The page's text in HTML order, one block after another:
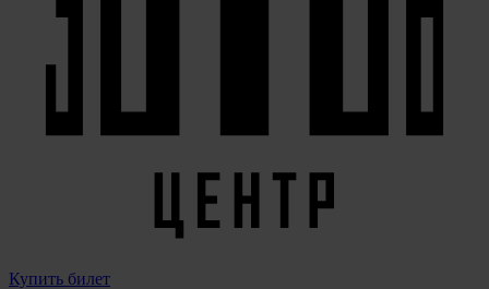
Купить билет